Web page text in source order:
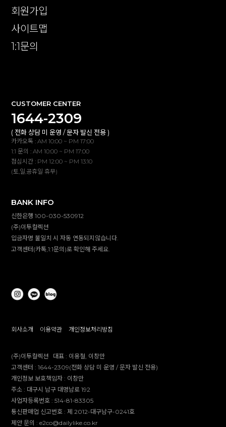
회원가입
사이트맵
1:1문의
CUSTOMER CENTER
1644-2309
( 전화 상담 미 운영 / 문자 발신 전용 )
카카오톡 : AM 10:00 ~ PM 17:00
1:1 문의 : AM 10:00 ~ PM 17:00
점심시간 : PM 12:00 ~ PM 13:10
(토,일,공휴일 휴무)
BANK INFO
신한은행 100-030-530912
(주)이투컬렉션
입금자명 불일치 시 자동 연동되지않습니다.
고객센터(카톡,1:1문의)로 확인해 주세요.
회사소개 이용약관 개인정보처리방침
(주)이투컬렉션 대표 : 이용철, 이창만
고객센터 :1644-2309(전화 상담 미 운영 / 문자 발신 전용)
개인정보 보호책임자 : 이창만
주소 : 대구시 남구 대명남로 192
사업자등록번호 :514-81-83305
통신판매업 신고번호 :제 2012-대구남구-0241호
제안 문의 : e2co@dailylike.co.kr